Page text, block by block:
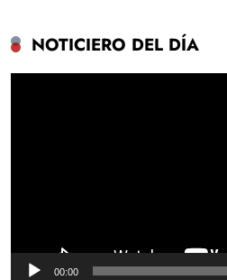
NOTICIERO DEL DÍA
00:00